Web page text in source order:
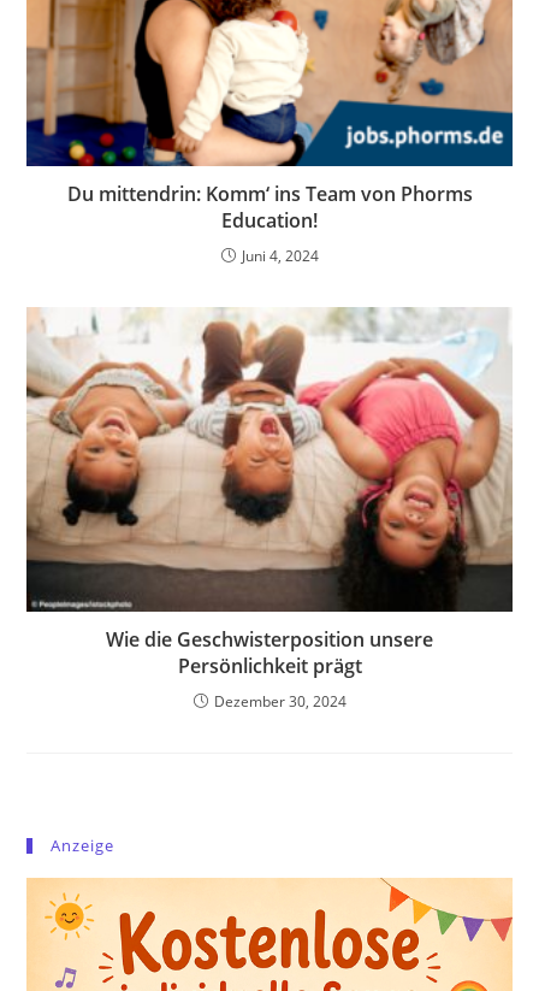
Du mittendrin: Komm‘ ins Team von Phorms
Education!
Juni 4, 2024
Wie die Geschwisterposition unsere
Persönlichkeit prägt
Dezember 30, 2024
Anzeige